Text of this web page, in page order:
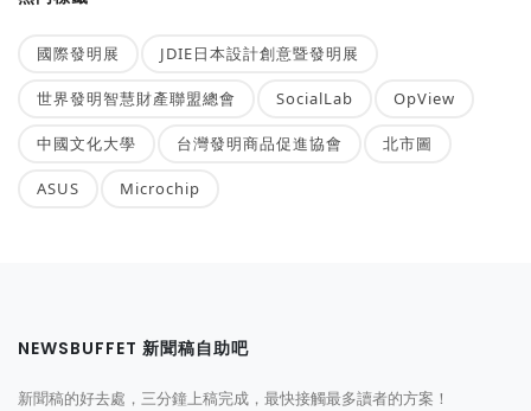
國際發明展 JDIE日本設計創意暨發明展
世界發明智慧財產聯盟總會 SocialLab OpView
中國文化大學 台灣發明商品促進協會 北市圖
ASUS Microchip
NEWSBUFFET 新聞稿自助吧
新聞稿的好去處，三分鐘上稿完成，最快接觸最多讀者的方案！